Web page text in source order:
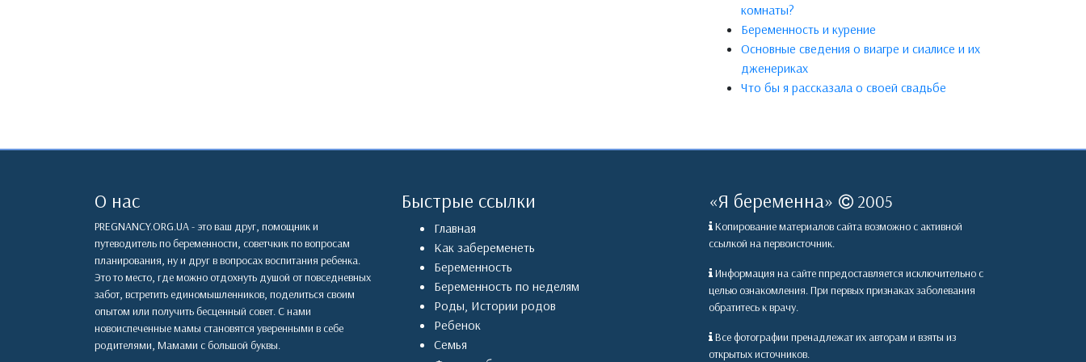
комнаты?
Беременность и курение
Основные сведения о виагре и сиалисе и их
дженериках
Что бы я рассказала о своей свадьбе
О нас
PREGNANCY.ORG.UA - это ваш друг, помощник и
путеводитель по беременности, советчкик по вопросам
планирования, ну и друг в вопросах воспитания ребенка.
Это то место, где можно отдохнуть душой от повседневных
забот, встретить единомышленников, поделиться своим
опытом или получить бесценный совет. С нами
новоиспеченные мамы становятся уверенными в себе
родителями, Мамами с большой буквы.
Быстрые ссылки
Главная
Как забеременеть
Беременность
Беременность по неделям
Роды, Истории родов
Ребенок
Семья
«Я беременна» 2005
Копирование материалов сайта возможно с активной
ссылкой на первоисточник.
Информация на сайте ппредоставляется исключительно с
целью ознакомления. При первых признаках заболевания
обратитесь к врачу.
Все фотографии пренадлежат их авторам и взяты из
открытых источников.